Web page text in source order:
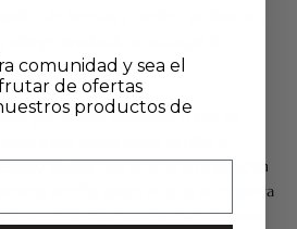
de frescura y confort, sin tirantez.
ayudando a prolongar la
piel bronceada.
por duchas templadas o frías en
a alta temperatura debilita la
natural que retiene la hidratación
este sencillo gesto, no solo se conserva
sino que también se mantiene
comunidad y sea el
de ofertas
productos de